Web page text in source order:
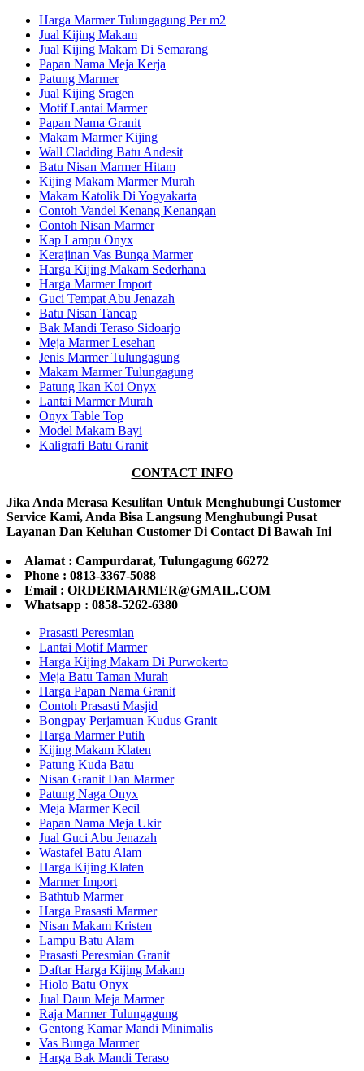
Harga Marmer Tulungagung Per m2
Jual Kijing Makam
Jual Kijing Makam Di Semarang
Papan Nama Meja Kerja
Patung Marmer
Jual Kijing Sragen
Motif Lantai Marmer
Papan Nama Granit
Makam Marmer Kijing
Wall Cladding Batu Andesit
Batu Nisan Marmer Hitam
Kijing Makam Marmer Murah
Makam Katolik Di Yogyakarta
Contoh Vandel Kenang Kenangan
Contoh Nisan Marmer
Kap Lampu Onyx
Kerajinan Vas Bunga Marmer
Harga Kijing Makam Sederhana
Harga Marmer Import
Guci Tempat Abu Jenazah
Batu Nisan Tancap
Bak Mandi Teraso Sidoarjo
Meja Marmer Lesehan
Jenis Marmer Tulungagung
Makam Marmer Tulungagung
Patung Ikan Koi Onyx
Lantai Marmer Murah
Onyx Table Top
Model Makam Bayi
Kaligrafi Batu Granit
CONTACT INFO
Jika Anda Merasa Kesulitan Untuk Menghubungi Customer
Service Kami, Anda Bisa Langsung Menghubungi Pusat
Layanan Dan Keluhan Customer Di Contact Di Bawah Ini
Alamat : Campurdarat, Tulungagung 66272
Phone : 0813-3367-5088
Email : ORDERMARMER@GMAIL.COM
Whatsapp : 0858-5262-6380
Prasasti Peresmian
Lantai Motif Marmer
Harga Kijing Makam Di Purwokerto
Meja Batu Taman Murah
Harga Papan Nama Granit
Contoh Prasasti Masjid
Bongpay Perjamuan Kudus Granit
Harga Marmer Putih
Kijing Makam Klaten
Patung Kuda Batu
Nisan Granit Dan Marmer
Patung Naga Onyx
Meja Marmer Kecil
Papan Nama Meja Ukir
Jual Guci Abu Jenazah
Wastafel Batu Alam
Harga Kijing Klaten
Marmer Import
Bathtub Marmer
Harga Prasasti Marmer
Nisan Makam Kristen
Lampu Batu Alam
Prasasti Peresmian Granit
Daftar Harga Kijing Makam
Hiolo Batu Onyx
Jual Daun Meja Marmer
Raja Marmer Tulungagung
Gentong Kamar Mandi Minimalis
Vas Bunga Marmer
Harga Bak Mandi Teraso